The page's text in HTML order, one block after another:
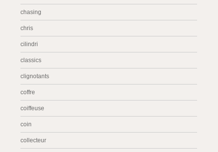
chasing
chris
cilindri
classics
clignotants
coffre
coiffeuse
coin
collecteur